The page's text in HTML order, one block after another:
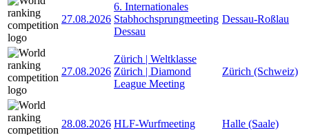
27.08.2026
6. Internationales
Stabhochsprungmeeting
Dessau
Dessau-Roßlau
27.08.2026
Zürich | Weltklasse
Zürich | Diamond
League Meeting
Zürich (Schweiz)
28.08.2026 HLF-Wurfmeeting Halle (Saale)